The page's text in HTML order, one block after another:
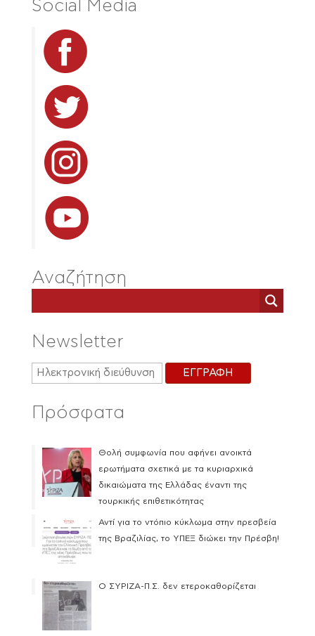
Social Media
Αναζήτηση
Newsletter
Πρόσφατα
Θολή συμφωνία που αφήνει ανοικτά
ερωτήματα σχετικά με τα κυριαρχικά
δικαιώματα της Ελλάδας έναντι της
τουρκικής επιθετικότητας
Αντί για το ντόπιο κύκλωμα στην πρεσβεία
της Βραζιλίας, το ΥΠΕΞ διώκει την Πρέσβη!
Ο ΣΥΡΙΖΑ-Π.Σ. δεν ετεροκαθορίζεται